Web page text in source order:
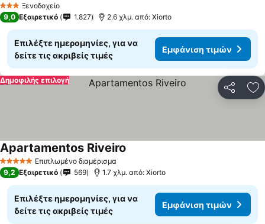
3 ΑστέριαΞενοδοχείο
9,0 Εξαιρετικό 1.827 2.6 χλμ. από: Xiorto
Επιλέξτε ημερομηνίες, για να
δείτε τις ακριβείς τιμές
Εμφάνιση τιμών
Δημοφιλής επιλογή
5 Αστέρια Επιπλωμένο διαμέρισμα
Apartamentos Riveiro
9,2 Εξαιρετικό 569 1.7 χλμ. από: Xiorto
Επιλέξτε ημερομηνίες, για να
δείτε τις ακριβείς τιμές
Εμφάνιση τιμών